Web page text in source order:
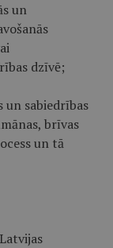
un
dzīvē;
un sabiedrības
brīvas
un tā